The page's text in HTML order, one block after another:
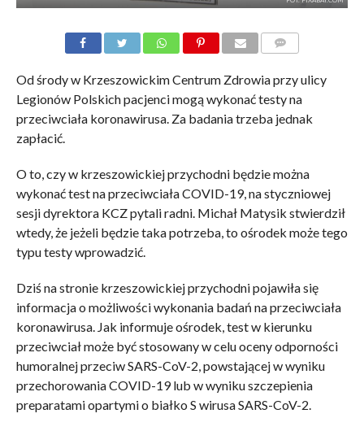
Od środy w Krzeszowickim Centrum Zdrowia przy ulicy
Legionów Polskich pacjenci mogą wykonać testy na
przeciwciała koronawirusa. Za badania trzeba jednak
zapłacić.
O to, czy w krzeszowickiej przychodni będzie można
wykonać test na przeciwciała COVID-19, na styczniowej
sesji dyrektora KCZ pytali radni. Michał Matysik stwierdził
wtedy, że jeżeli będzie taka potrzeba, to ośrodek może tego
typu testy wprowadzić.
Dziś na stronie krzeszowickiej przychodni pojawiła się
informacja o możliwości wykonania badań na przeciwciała
koronawirusa. Jak informuje ośrodek, test w kierunku
przeciwciał może być stosowany w celu oceny odporności
humoralnej przeciw SARS-CoV-2, powstającej w wyniku
przechorowania COVID-19 lub w wyniku szczepienia
preparatami opartymi o białko S wirusa SARS-CoV-2.